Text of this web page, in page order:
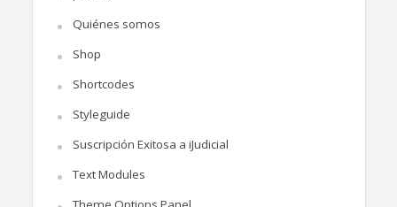
Quiénes somos
Shop
Shortcodes
Styleguide
Suscripción Exitosa a iJudicial
Text Modules